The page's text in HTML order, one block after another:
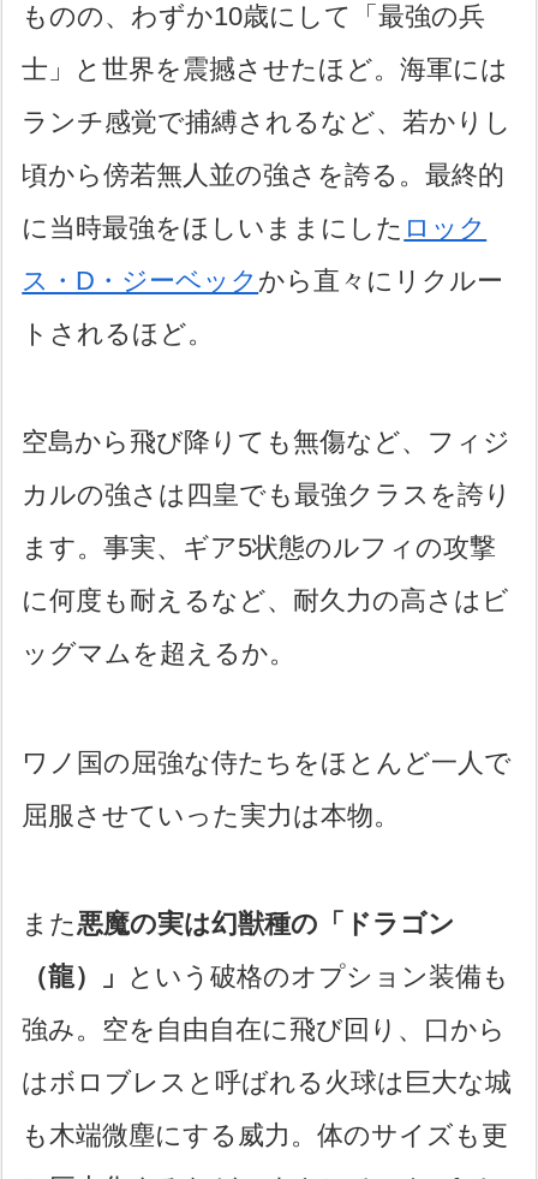
ものの、わずか10歳にして「最強の兵
士」と世界を震撼させたほど。海軍には
ランチ感覚で捕縛されるなど、若かりし
頃から傍若無人並の強さを誇る。最終的
に当時最強をほしいままにした ロック
ス・D・ジーベック から直々にリクルー
トされるほど。
空島から飛び降りても無傷など、フィジ
カルの強さは四皇でも最強クラスを誇り
ます。事実、ギア5状態のルフィの攻撃
に何度も耐えるなど、耐久力の高さはビ
ッグマムを超えるか。
ワノ国の屈強な侍たちをほとんど一人で
屈服させていった実力は本物。
また 悪魔の実は幻獣種の「ドラゴン
（龍）」 という破格のオプション装備も
強み。空を自由自在に飛び回り、口から
はボロブレスと呼ばれる火球は巨大な城
も木端微塵にする威力。体のサイズも更